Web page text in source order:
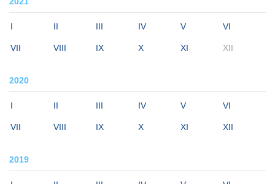
I II III IV V VI
VII VIII IX X XI XII
2020
I II III IV V VI
VII VIII IX X XI XII
2019